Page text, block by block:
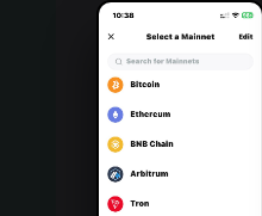
Português (Portugal)
Bahasa Indonesia